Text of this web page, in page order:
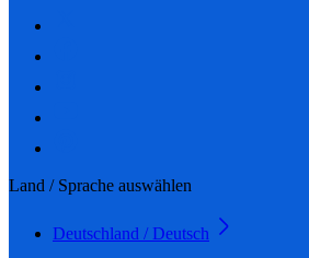
Land / Sprache auswählen
Deutschland / Deutsch